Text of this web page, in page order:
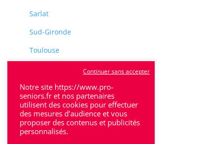
Sarlat
Sud-Gironde
Toulouse
Villeneuve-Sur-Lot
Notre site https://www.pro-
seniors.fr et nos partenaires
utilisent des cookies pour effectuer
des mesures d’audience et vous
proposer des contenus et publicités
personnalisés.
Continuer sans accepter